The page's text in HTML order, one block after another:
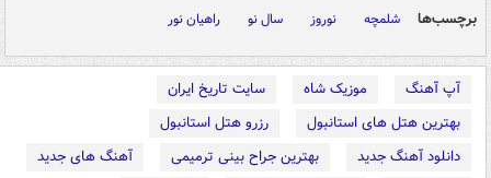
برچسب‌ها شلمچه نوروز سال نو راهیان نور
آپ آهنگ موزیک شاه
سایت تاریخ ایران
بهترین هتل های استانبول
رزرو هتل استانبول
دانلود آهنگ جدید
بهترین جراح بینی ترمیمی
آهنگ های جدید